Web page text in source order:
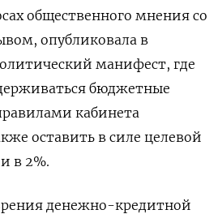
общественного мнения со
опубликовала в
манифест, где
бюджетные
кабинета
оставить в силе целевой
в 2%.
денежно-кредитной